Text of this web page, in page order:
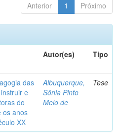
Anterior 1 Próximo
Autor(es) Tipo
das
e
do
os anos
XX
Albuquerque,
Sônia Pinto
Melo de
Tese